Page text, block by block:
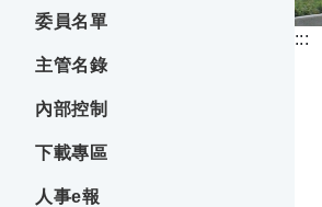
委員名單
主管名錄
內部控制
下載專區
人事e報
:::